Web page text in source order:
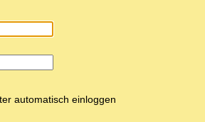
automatisch einloggen